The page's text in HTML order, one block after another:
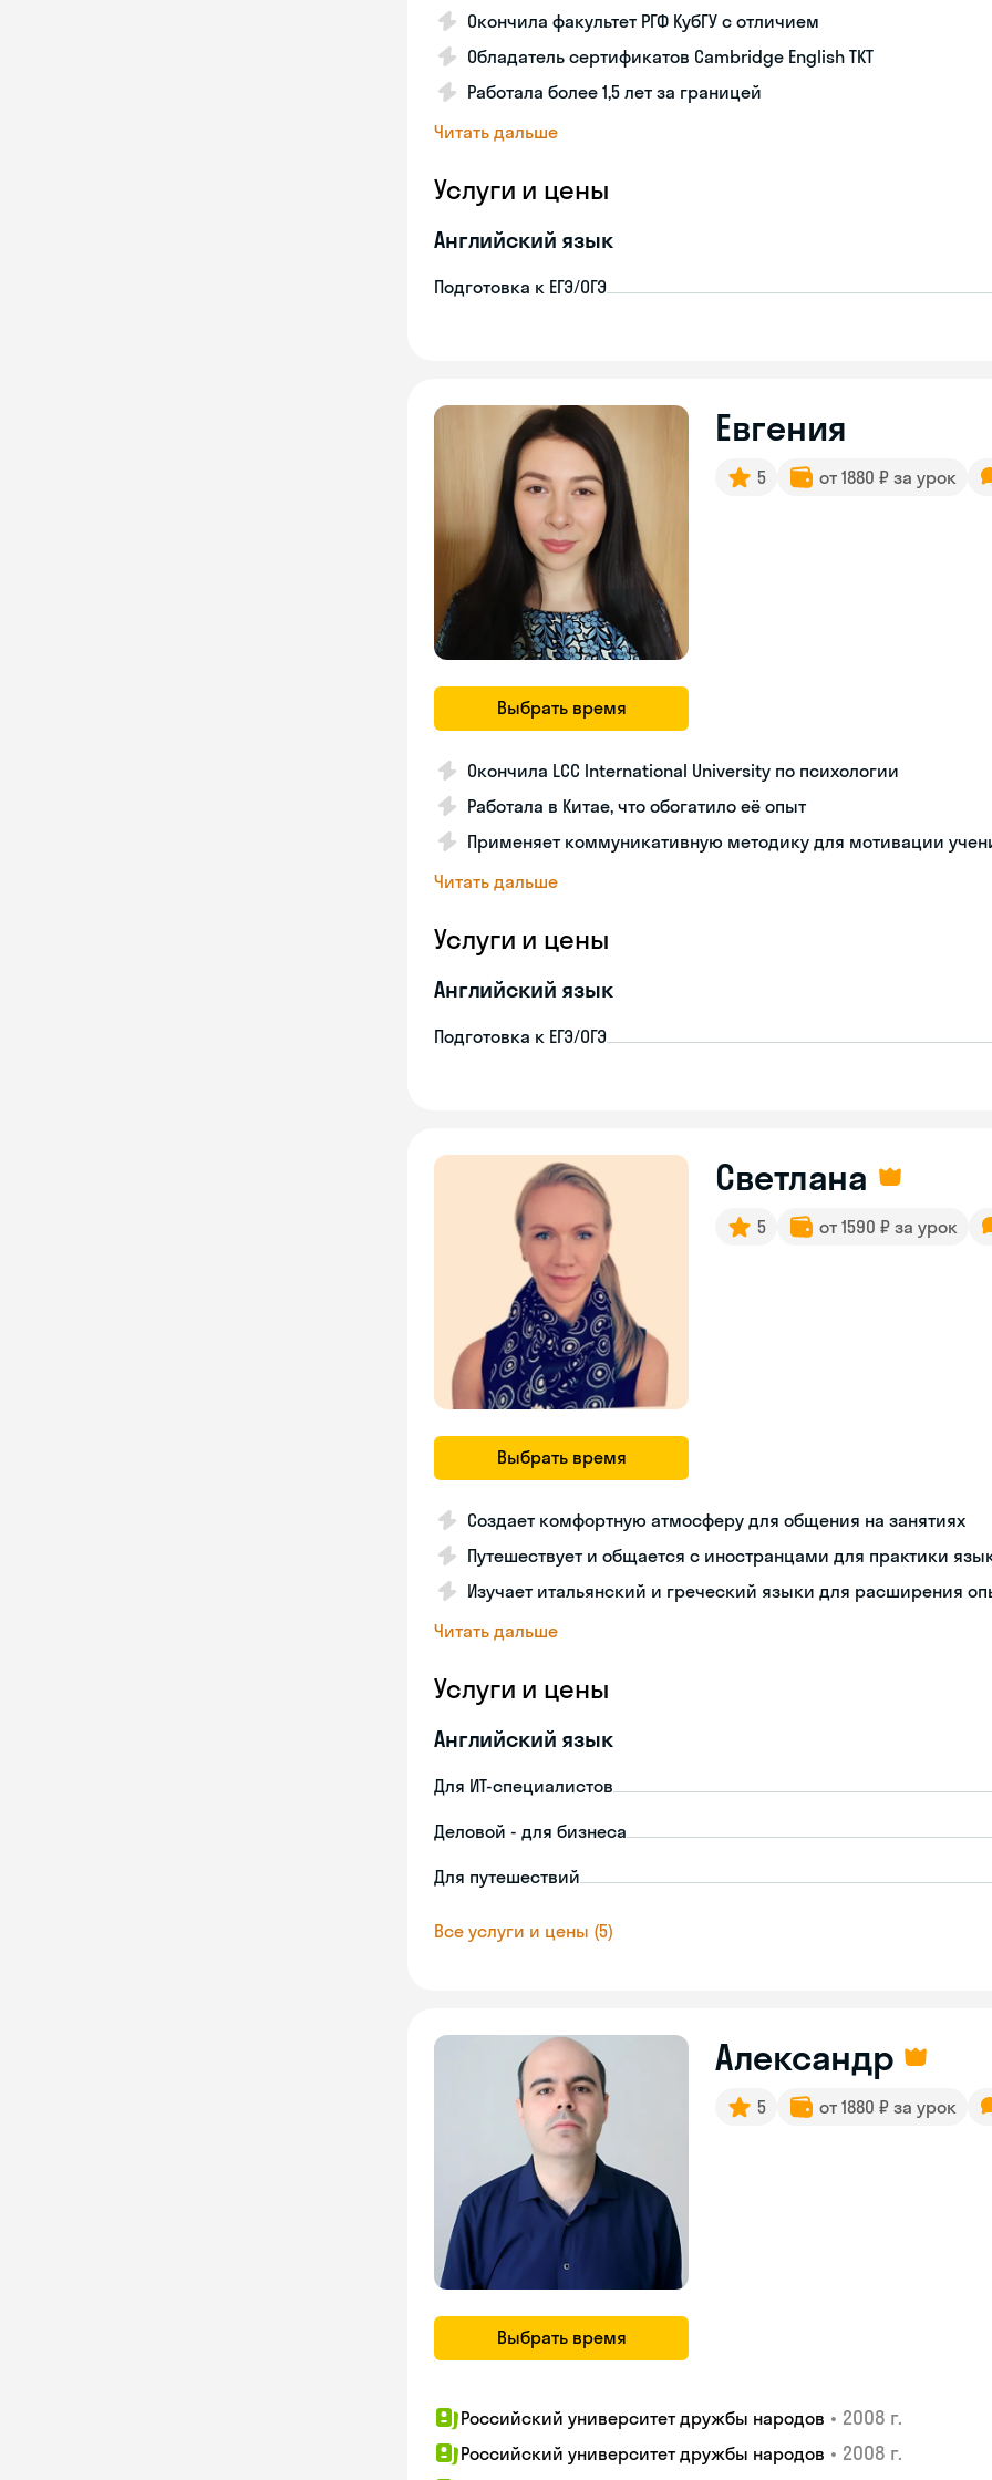
Окончила факультет РГФ КубГУ с отличием
Обладатель сертификатов Cambridge English TKT
Работала более 1,5 лет за границей
Читать дальше
Услуги и цены
Английский язык
Подготовка к ЕГЭ/ОГЭ
Выбрать время
Евгения
5 от 1880 ₽ за урок
Окончила LCC International University по психологии
Работала в Китае, что обогатило её опыт
Применяет коммуникативную методику для мотивации
Читать дальше
Услуги и цены
Английский язык
Подготовка к ЕГЭ/ОГЭ
Выбрать время
Светлана
5 от 1590 ₽ за урок
Создает комфортную атмосферу для общения на занятиях
Путешествует и общается с иностранцами для практики
Изучает итальянский и греческий языки для расширения
Читать дальше
Услуги и цены
Английский язык
Для ИТ-специалистов
Деловой - для бизнеса
Для путешествий
Все услуги и цены (5)
Выбрать время
Александр
5 от 1880 ₽ за урок
Российский университет дружбы народов • 2008 г.
Российский университет дружбы народов • 2008 г.